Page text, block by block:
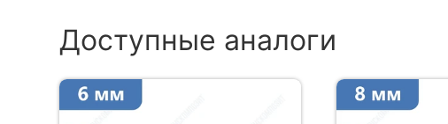
Доступные аналоги